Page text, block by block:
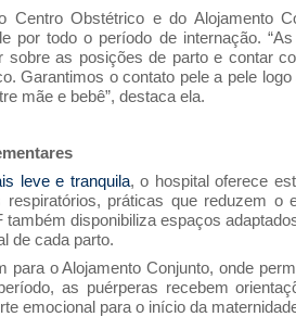
Centro Obstétrico e do Alojamento
por todo o período de internação.
sobre as posições de parto e contar
Garantimos o contato pele a pele
mãe e bebê”, destaca ela.
leve e tranquila, o hospital oferece
práticas que reduzem o
disponibiliza espaços
de cada parto.
o Alojamento Conjunto, onde
as puérperas recebem
emocional para o início da